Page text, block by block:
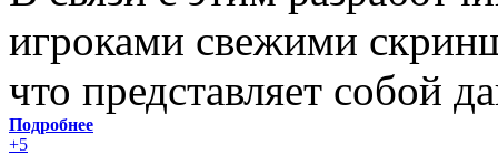
игроками свежими
что представляет собой
Подробнее
+5